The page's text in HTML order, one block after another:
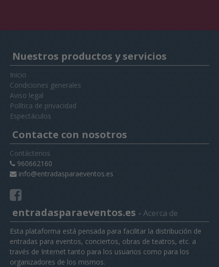
Nuestros productos y servicios
Inicio
Condiciones generales
Aviso legal
Política de privacidad
Espectáculos
Contacte con nosotros
Contáctenos
960662160
info@entradasparaeventos.es
entradasparaeventos.es - Acerca de
Esta plataforma está pensada para facilitar la distribución de
entradas para eventos, conciertos, obras de teatros, etc. a
través de Internet tanto para los usuarios como para los
organizadores de los mismos.